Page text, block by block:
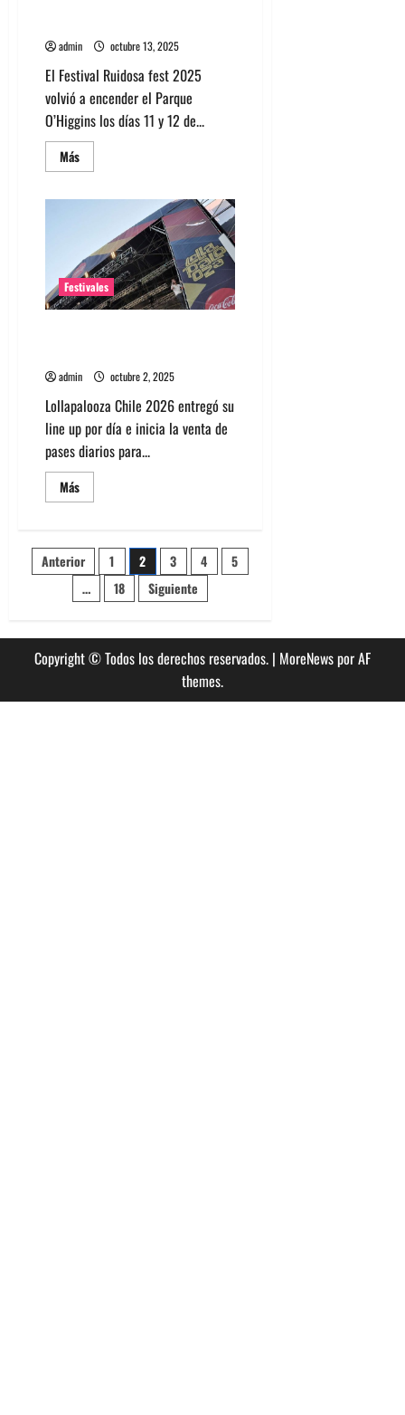
admin octubre 13, 2025
El Festival Ruidosa fest 2025
volvió a encender el Parque
O’Higgins los días 11 y 12 de...
MásLeer
más
El
mujeres
en
Ruidosa
Fest
2025
Festivales
admin octubre 2, 2025
Lollapalooza Chile 2026 entregó su
line up por día e inicia la venta de
pases diarios para...
MásLeer
más
Chile
2026
entregó
su
line
día
Paginación
entradas
Anterior 1 2 3 4
5
…
18 Siguiente
Copyright © Todos los derechos reservados. | MoreNewspor AF
themes.